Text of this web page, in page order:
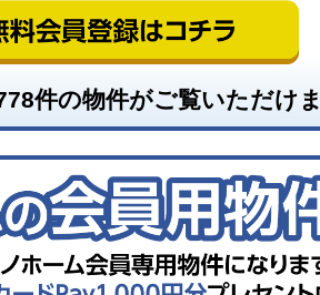
件の物件がご覧いただけま